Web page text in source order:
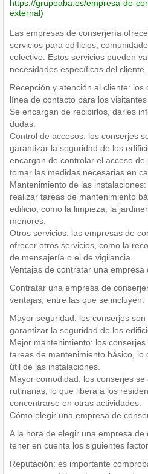
https://grupoaba.es/empresa-de-
external)
Las empresas de conserjería
servicios para edificios,
colectivo. Estos servicios pueden
necesidades específicas del
Recepción y atención al cliente: los
línea de contacto para los
Se encargan de recibirlos, darles
dudas.
Control de accesos: los conserjes
garantizar la seguridad de los
encargan de controlar el acceso
tomar las medidas necesarias en
Mantenimiento de las
realizar tareas de mantenimiento
edificio, como la limpieza, la
menores.
Otros servicios: las empresas de
ofrecer otros servicios, como la
de mensajería o el de vigilancia.
Ventajas de contratar una empresa
Contratar una empresa de
ventajas, entre las que se incluyen:
Mayor seguridad: los conserjes
garantizar la seguridad de los
Mejor mantenimiento: los
tareas de mantenimiento básico, lo
útil de las instalaciones.
Mayor comodidad: los conserjes
rutinarias, lo que libera a los
concentrarse en otras actividades.
Cómo elegir una empresa de
A la hora de elegir una empresa
tener en cuenta los siguientes
Reputación: es importante